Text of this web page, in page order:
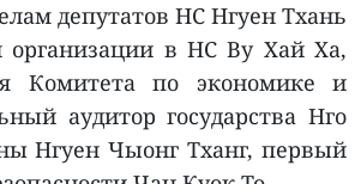
депутатов НС Нгуен Тхань
организации в НС Ву Хай Ха,
Комитета по экономике и
аудитор государства Нго
Нгуен Чыонг Тханг, первый